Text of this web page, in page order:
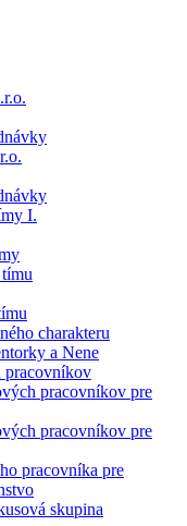
I.
charakteru
a Nene
pracovníkov
pracovníkov pre
pracovníkov pre
pracovníka pre
skupina